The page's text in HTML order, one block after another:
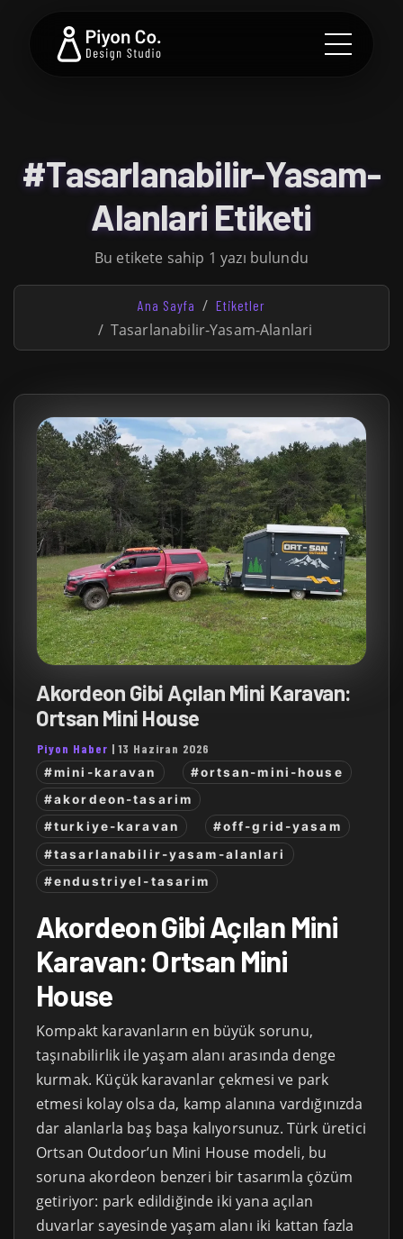
#Tasarlanabilir-Yasam-
Alanlari Etiketi
Bu etikete sahip 1 yazı bulundu
Ana Sayfa Etiketler
Tasarlanabilir-Yasam-Alanlari
Akordeon Gibi Açılan Mini Karavan:
Ortsan Mini House
Piyon Haber |13 Haziran 2026
#mini-karavan
#ortsan-mini-house
#akordeon-tasarim
#turkiye-karavan
#off-grid-yasam
#tasarlanabilir-yasam-alanlari
#endustriyel-tasarim
Akordeon Gibi Açılan Mini
Karavan: Ortsan Mini
House
Kompakt karavanların en büyük sorunu,
taşınabilirlik ile yaşam alanı arasında denge
kurmak. Küçük karavanlar çekmesi ve park
etmesi kolay olsa da, kamp alanına vardığınızda
dar alanlarla baş başa kalıyorsunuz. Türk üretici
Ortsan Outdoor’un Mini House modeli, bu
soruna akordeon benzeri bir tasarımla çözüm
getiriyor: park edildiğinde iki yana açılan
duvarlar sayesinde yaşam alanı iki kattan fazla